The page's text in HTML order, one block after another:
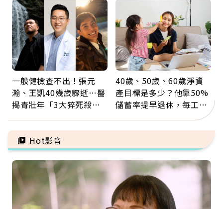
更多
一般健檢查不出！張元
瀚、王凱40幾歲驟逝…醫
揭青壯年「3大猝死殺
雷
40歲、50歲、60歲淨資
產目標是多少？他靠50%
儲蓄率提早退休，每工作
Hot影音